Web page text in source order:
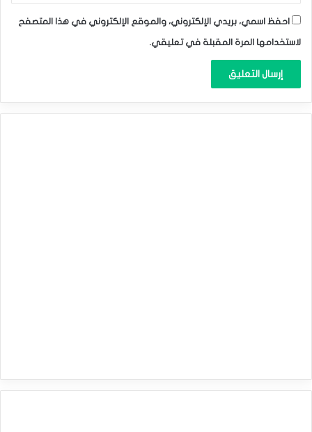
احفظ اسمي، بريدي الإلكتروني، والموقع الإلكتروني في هذا المتصفح
لاستخدامها المرة المقبلة في تعليقي.